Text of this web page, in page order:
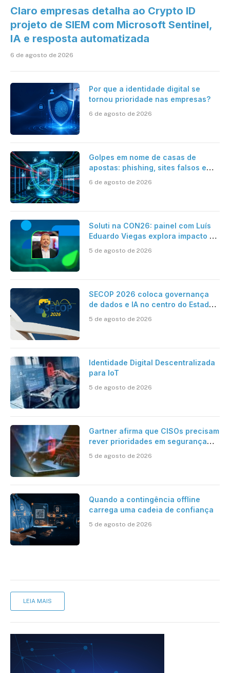
Claro empresas detalha ao Crypto ID
projeto de SIEM com Microsoft Sentinel,
IA e resposta automatizada
6 de agosto de 2026
Por que a identidade digital se
tornou prioridade nas empresas?
6 de agosto de 2026
Golpes em nome de casas de
apostas: phishing, sites falsos e
6 de agosto de 2026
Soluti na CON26: painel com Luís
Eduardo Viegas explora impacto de
Contabilidade
5 de agosto de 2026
SECOP 2026 coloca governança
de dados e IA no centro do Estado
5 de agosto de 2026
Identidade Digital Descentralizada
para IoT
5 de agosto de 2026
Gartner afirma que CISOs precisam
rever prioridades em segurança
desafios impostos pela Inteligência
5 de agosto de 2026
Quando a contingência offline
carrega uma cadeia de confiança
5 de agosto de 2026
LEIA MAIS